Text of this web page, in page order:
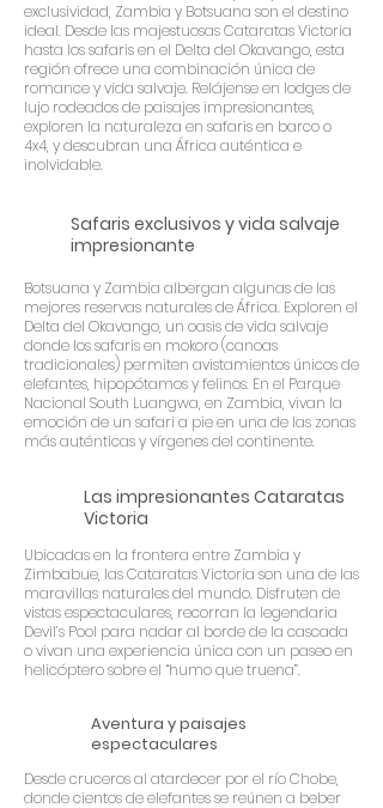
exclusividad, Zambia y Botsuana son el destino
ideal. Desde las majestuosas Cataratas Victoria
hasta los safaris en el Delta del Okavango, esta
región ofrece una combinación única de
romance y vida salvaje. Relájense en lodges de
lujo rodeados de paisajes impresionantes,
exploren la naturaleza en safaris en barco o
4x4, y descubran una África auténtica e
inolvidable.
Safaris exclusivos y vida salvaje
impresionante
Botsuana y Zambia albergan algunas de las
mejores reservas naturales de África. Exploren el
Delta del Okavango, un oasis de vida salvaje
donde los safaris en mokoro (canoas
tradicionales) permiten avistamientos únicos de
elefantes, hipopótamos y felinos. En el Parque
Nacional South Luangwa, en Zambia, vivan la
emoción de un safari a pie en una de las zonas
más auténticas y vírgenes del continente.
Las impresionantes Cataratas
Victoria
Ubicadas en la frontera entre Zambia y
Zimbabue, las Cataratas Victoria son una de las
maravillas naturales del mundo. Disfruten de
vistas espectaculares, recorran la legendaria
Devil’s Pool para nadar al borde de la cascada
o vivan una experiencia única con un paseo en
helicóptero sobre el “humo que truena”.
Aventura y paisajes
espectaculares
Desde cruceros al atardecer por el río Chobe,
donde cientos de elefantes se reúnen a beber